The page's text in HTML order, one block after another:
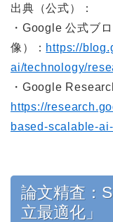
出典（公式）：
・Google 公式ブ
像）： https://
ai/technology/
・Google
https://
based-scalable-
論文精査：
立最適化」